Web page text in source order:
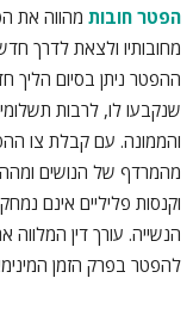
הפטר חובות מהווה את
מחובותיו ולצאת לדרך
ההפטר ניתן בסיום הליך
שנקבעו לו, לרבות
והממונה. עם קבלת צו
מהמרדף של הנושים
וקנסות פליליים אינם
הנשייה. עורך דין המלווה
להפטר בפרק הזמן